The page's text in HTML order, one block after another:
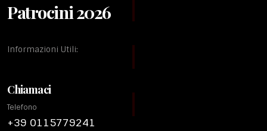
Patrocini 2026
Informazioni Utili:
Chiamaci
Telefono
+39 0115779241